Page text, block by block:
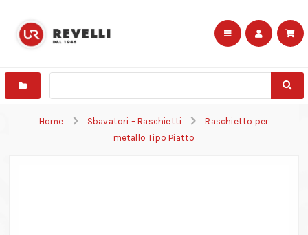
Home Sbavatori – Raschietti
Raschietto per
metallo Tipo Piatto